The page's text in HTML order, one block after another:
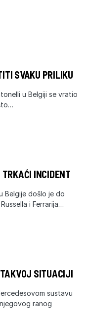
SVAKU PRILIKU
u Belgiji se vratio
INCIDENT
Belgije došlo je do
i Ferrarija…
SITUACIJI
sustavu
ranog